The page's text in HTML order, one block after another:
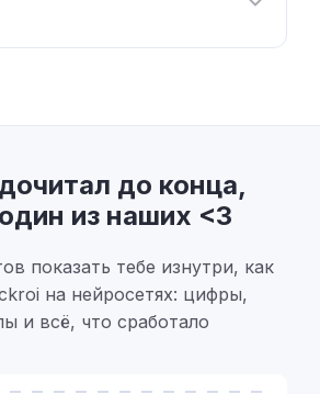
до конца,
из наших <3
показать тебе изнутри, как
на нейросетях: цифры,
и всё, что сработало